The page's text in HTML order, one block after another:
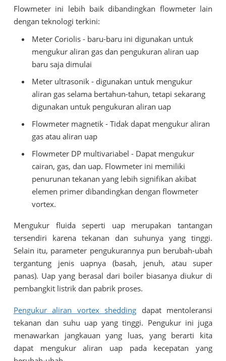
Flowmeter ini lebih baik dibandingkan flowmeter lain
dengan teknologi terkini:
Meter Coriolis - baru-baru ini digunakan untuk
mengukur aliran gas dan pengukuran aliran uap
baru saja dimulai
Meter ultrasonik - digunakan untuk mengukur
aliran gas selama bertahun-tahun, tetapi sekarang
digunakan untuk pengukuran aliran uap
Flowmeter magnetik - Tidak dapat mengukur aliran
gas atau aliran uap
Flowmeter DP multivariabel - Dapat mengukur
cairan, gas, dan uap. Flowmeter ini memiliki
penurunan tekanan yang lebih signifikan akibat
elemen primer dibandingkan dengan flowmeter
vortex.
Mengukur fluida seperti uap merupakan tantangan
tersendiri karena tekanan dan suhunya yang tinggi.
Selain itu, parameter pengukurannya pun berubah-ubah
tergantung jenis uapnya (basah, jenuh, atau super
panas). Uap yang berasal dari boiler biasanya diukur di
pembangkit listrik dan pabrik proses.
Pengukur aliran vortex shedding dapat mentoleransi
tekanan dan suhu uap yang tinggi. Pengukur ini juga
menawarkan jangkauan yang luas, yang berarti kita
dapat mengukur aliran uap pada kecepatan yang